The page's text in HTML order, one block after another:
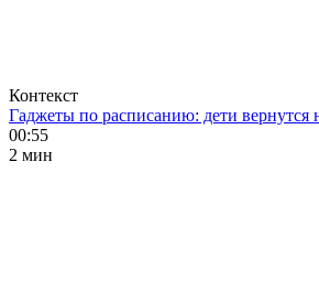
Контекст
Гаджеты по расписанию: дети вернутся
00:55
2 мин